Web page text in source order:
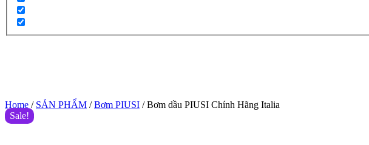
Home / SẢN PHẨM /Bơm PIUSI / Bơm dầu PIUSI Chính Hãng Italia
Sale!